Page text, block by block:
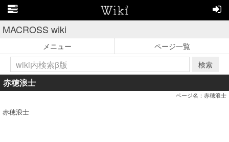
MACROSS wiki
メニュー
ページ一覧
検索
赤穂浪士
ページ名：赤穂浪士
赤穂浪士